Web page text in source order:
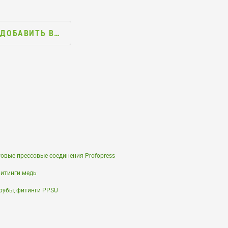
ДОБАВИТЬ В…
прессовые соединения Profopress
медь
фитинги PPSU